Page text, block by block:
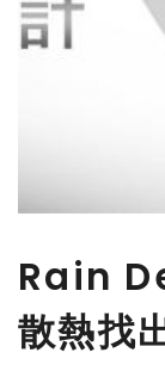
Rain
散熱找